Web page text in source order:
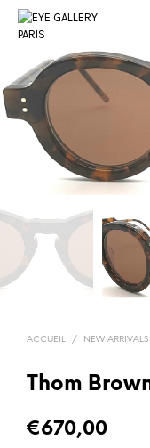
ACCUEIL / NEW ARRIVALS
Thom
€670,00